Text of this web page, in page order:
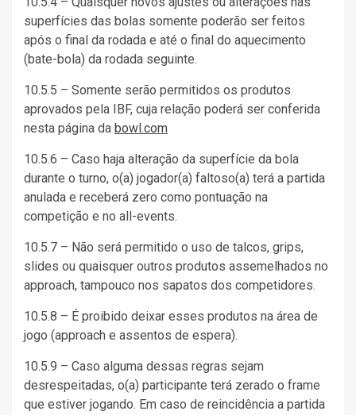
superfícies das bolas somente poderão ser feitos
após o final da rodada e até o final do aquecimento
(bate-bola) da rodada seguinte.
10.5.5 – Somente serão permitidos os produtos
aprovados pela IBF, cuja relação poderá ser conferida
nesta página da bowl.com
10.5.6 – Caso haja alteração da superfície da bola
durante o turno, o(a) jogador(a) faltoso(a) terá a partida
anulada e receberá zero como pontuação na
competição e no all-events.
10.5.7 – Não será permitido o uso de talcos, grips,
slides ou quaisquer outros produtos assemelhados no
approach, tampouco nos sapatos dos competidores.
10.5.8 – É proibido deixar esses produtos na área de
jogo (approach e assentos de espera).
10.5.9 – Caso alguma dessas regras sejam
desrespeitadas, o(a) participante terá zerado o frame
que estiver jogando. Em caso de reincidência a partida